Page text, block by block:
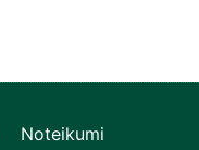
Noteikumi